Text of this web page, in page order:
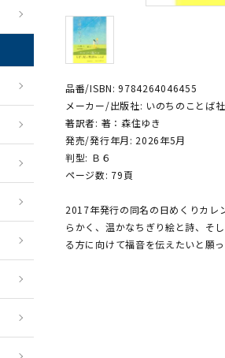
品番/ISBN: 9784264046455
メーカー/出版社: いのちのことば社
著訳者: 著：森住ゆき
発売/発行年月: 2026年5月
判型: Ｂ６
ページ数: 79頁
2017年発行の同名の日めくりカレ
らかく、温かなちぎり絵と詩、そ
る方に向けて福音を伝えたいと願